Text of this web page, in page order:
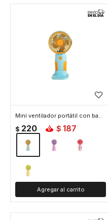
Mini ventilador portátil con base - Amarillo
$ 220 $ 187